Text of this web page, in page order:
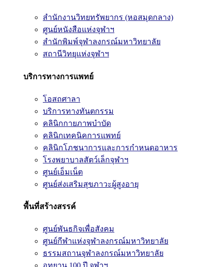
สำนักงานวิทยทรัพยากร (หอสมุดกลาง)
ศูนย์หนังสือแห่งจุฬาฯ
สำนักพิมพ์จุฬาลงกรณ์มหาวิทยาลัย
สถานีวิทยุแห่งจุฬาฯ
บริการทางการแพทย์
โอสถศาลา
บริการทางทันตกรรม
คลินิกกายภาพบำบัด
คลินิกเทคนิคการแพทย์
คลินิกโภชนาการและการกำหนดอาหาร
โรงพยาบาลสัตว์เล็กจุฬาฯ
ศูนย์เอ็มเน็ต
ศูนย์ส่งเสริมสุขภาวะผู้สูงอายุ
พื้นที่สร้างสรรค์
ศูนย์พันธกิจเพื่อสังคม
ศูนย์กีฬาแห่งจุฬาลงกรณ์มหาวิทยาลัย
ธรรมสถานจุฬาลงกรณ์มหาวิทยาลัย